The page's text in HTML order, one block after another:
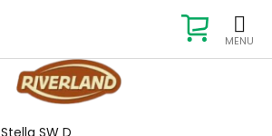
KOŠÍK
Stella SW D